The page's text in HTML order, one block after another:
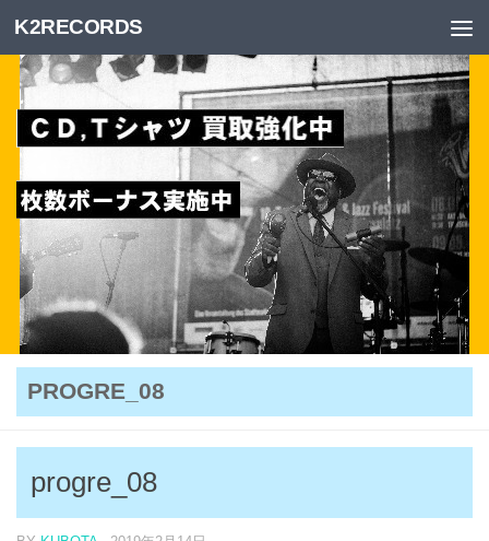
Skip to content
K2RECORDS
PROGRE_08
progre_08